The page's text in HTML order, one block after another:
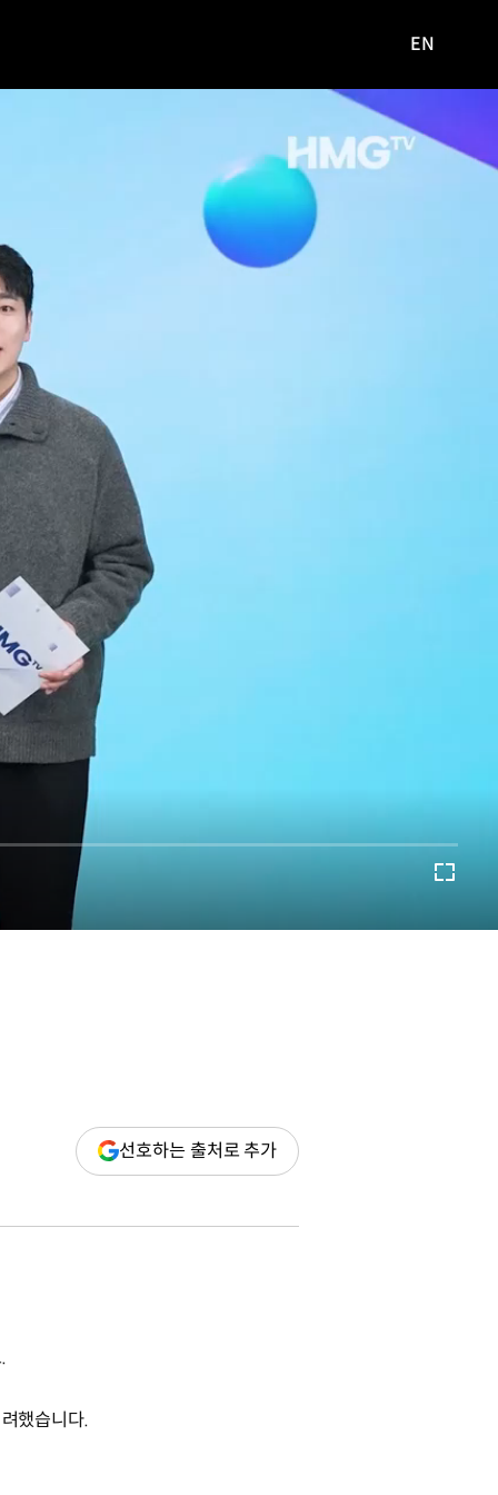
사이트로
EN
선호하는 출처로 추가(새
창
했습니다.